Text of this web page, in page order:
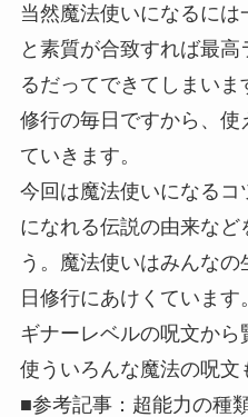
当然魔法使いになるに
と素質が合致すれば最
るだってできてしまい
修行の毎日ですから、使
ていきます。
今回は魔法使いになる
になれる伝説の由来など
う。魔法使いはみんな
日修行にあけくていま
ギナーレベルの呪文か
使ういろんな魔法の呪文
■参考記事：超能力の種